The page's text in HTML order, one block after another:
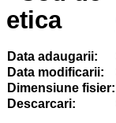
Data adaugarii:
Data modificarii:
Dimensiune fisier:
Descarcari: